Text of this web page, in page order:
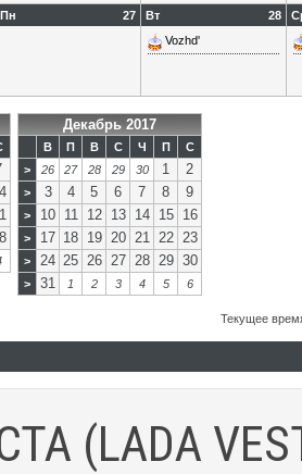
27
Пн 28
Вт
Vozhd'
Декабрь 2017
В П В С Ч П
С
>
26 27 28 29 30 1 2
> 3 4 5 6 7 8 9
> 10 11 12 13 14 15 16
> 17 18 19 20 21 22 23
> 24 25 26 27 28 29 30
> 31 1 2 3 4 5 6
Текущее
(LADA